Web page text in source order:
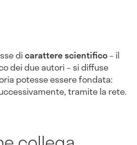
dicarattere scientifico– il
dei due autori – si diffuse
potesse essere fondata:
tramite la rete.